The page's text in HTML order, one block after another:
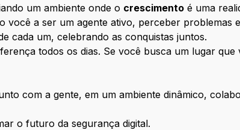
um ambiente onde o crescimento é uma
você a ser um agente ativo, perceber problemas
cada um, celebrando as conquistas juntos.
todos os dias. Se você busca um lugar
com a gente, em um ambiente dinâmico,
o futuro da segurança digital.